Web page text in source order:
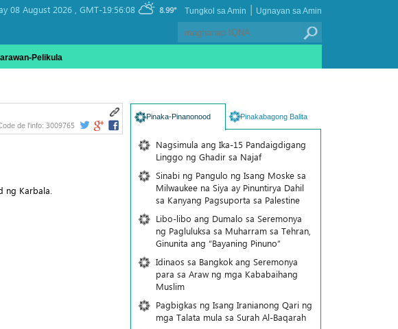
08 August 2026 , GMT-19:56:08 8.99° Ugnayan sa Amin
|
Tungkol sa Amin
Pelikula
de l'info: 3009765
ng Karbala.
Pinaka-Pinanonood Pinakabagong Balita
Nagsimula ang Ika-15 Pandaigdigang
Linggo ng Ghadir sa Najaf
Sinabi ng Pangulo ng Isang Moske sa
Milwaukee na Siya ay Pinuntirya Dahil
sa Kanyang Pagsuporta sa Palestine
Libo-libo ang Dumalo sa Seremonya
ng Pagluluksa sa Muharram sa Tehran,
Ginunita ang “Bayaning Pinuno”
Idinaos sa Bangkok ang Seremonya
para sa Araw ng mga Kababaihang
Muslim
Pagbigkas ng Isang Iranianong Qari ng
mga Talata mula sa Surah Al-Baqarah